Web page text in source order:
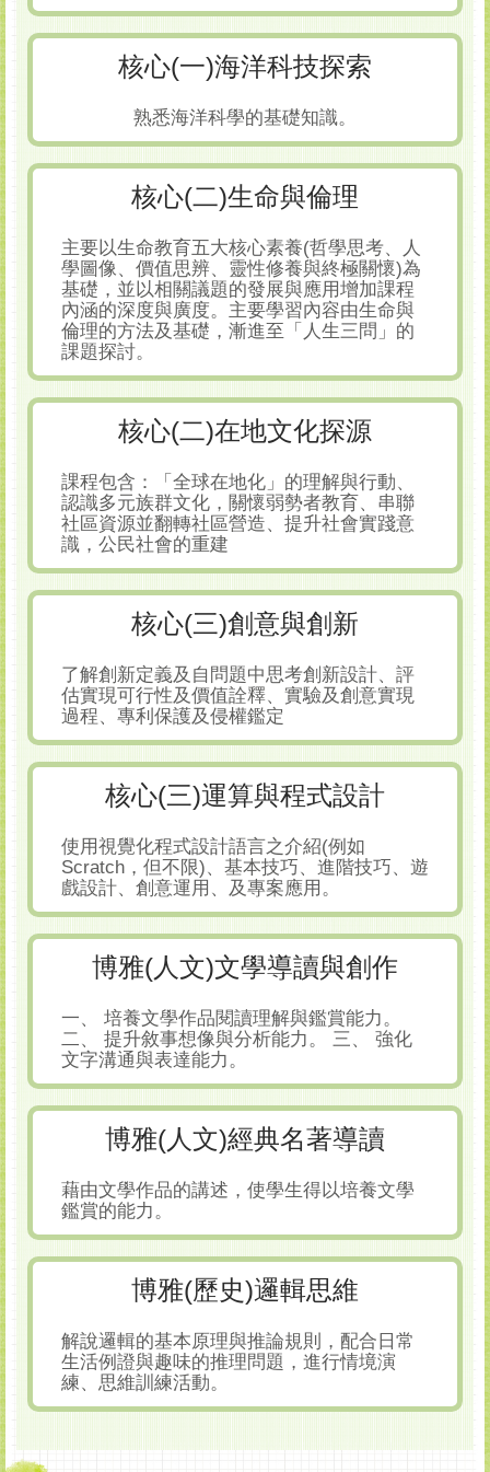
核心(一)海洋科技探索
熟悉海洋科學的基礎知識。
核心(二)生命與倫理
主要以生命教育五大核心素養(哲學思考、人
學圖像、價值思辨、靈性修養與終極關懷)為
基礎，並以相關議題的發展與應用增加課程
內涵的深度與廣度。主要學習內容由生命與
倫理的方法及基礎，漸進至「人生三問」的
課題探討。
核心(二)在地文化探源
課程包含：「全球在地化」的理解與行動、
認識多元族群文化，關懷弱勢者教育、串聯
社區資源並翻轉社區營造、提升社會實踐意
識，公民社會的重建
核心(三)創意與創新
了解創新定義及自問題中思考創新設計、評
估實現可行性及價值詮釋、實驗及創意實現
過程、專利保護及侵權鑑定
核心(三)運算與程式設計
使用視覺化程式設計語言之介紹(例如
Scratch，但不限)、基本技巧、進階技巧、遊
戲設計、創意運用、及專案應用。
博雅(人文)文學導讀與創作
一、 培養文學作品閱讀理解與鑑賞能力。
二、 提升敘事想像與分析能力。 三、 強化
文字溝通與表達能力。
博雅(人文)經典名著導讀
藉由文學作品的講述，使學生得以培養文學
鑑賞的能力。
博雅(歷史)邏輯思維
解說邏輯的基本原理與推論規則，配合日常
生活例證與趣味的推理問題，進行情境演
練、思維訓練活動。